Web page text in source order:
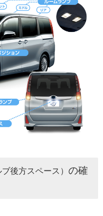
ブ後方スペース） の確